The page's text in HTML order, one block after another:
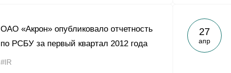
ОАО «Акрон» опубликовало отчетность
по РСБУ за первый квартал 2012 года
#IR
27
апр